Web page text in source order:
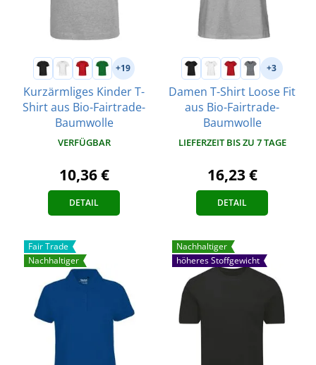
+19
Kurzärmliges Kinder T-
Shirt aus Bio-Fairtrade-
Baumwolle
VERFÜGBAR
10,36 €
DETAIL
+3
Damen T-Shirt Loose Fit
aus Bio-Fairtrade-
Baumwolle
LIEFERZEIT BIS ZU 7 TAGE
16,23 €
DETAIL
Fair Trade
Nachhaltiger
Nachhaltiger
höheres Stoffgewicht